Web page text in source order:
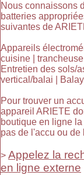
Nous connaissons
batteries
suivantes de
Appareils
cuisine |
Entretien des sols/
vertical/balai |
Pour trouver un
appareil ARIETE
boutique en ligne
pas de l'accu ou de
> Appelez la
en ligne externe